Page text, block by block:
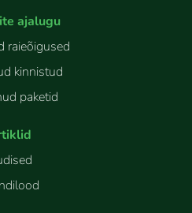
ajalugu
raieõigused
kinnistud
paketid